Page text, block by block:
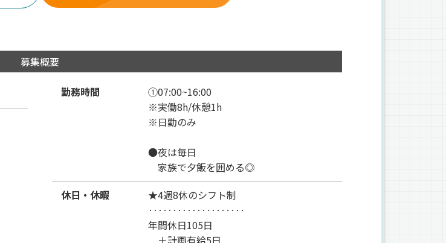
募集概要
勤務時間
①07:00~16:00
※実働8h/休憩1h
※日勤のみ
●夜は毎日
家族で夕飯を囲める◎
休日・休暇
★4週8休のシフト制
‥‥‥‥‥‥‥‥‥‥
年間休日105日
＋計画有給5日